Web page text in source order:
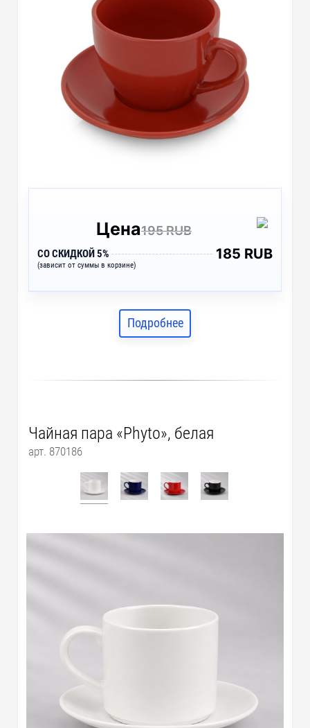
Цена195 RUB
СО СКИДКОЙ 5%
(зависит от суммы в корзине)
185 RUB
Подробнее
Чайная пара «Phyto», белая
арт. 870186